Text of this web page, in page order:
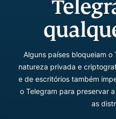
Alguns países bloqueiam o
natureza privada e
e de escritórios também
o Telegram para preservar
as